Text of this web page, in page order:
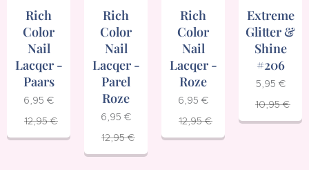
Rich
Color
Nail
Lacqer -
Paars
6,95 €
12,95€
Rich
Color
Nail
Lacqer -
Parel
Roze
6,95 €
12,95€
Rich
Color
Nail
Lacqer -
Roze
6,95 €
12,95€
Extreme
Glitter &
Shine
#206
5,95 €
10,95€